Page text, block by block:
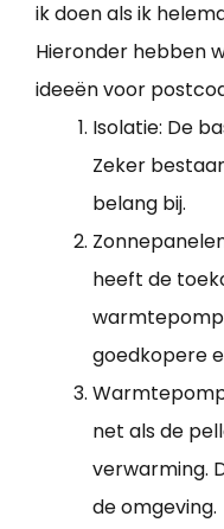
ik doen als ik
Hieronder hebben
ideeën voor
Isolatie: De
Zeker
belang bij.
heeft de
goedkopere
net als de
verwarming.
de omgeving.